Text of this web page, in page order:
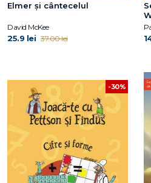
Elmer și cântecelul
David McKee
25.9 lei 37.00 lei
-30%